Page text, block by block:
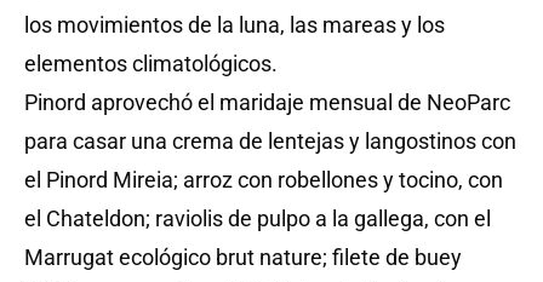
los movimientos de la luna, las mareas y los
elementos climatológicos.
Pinord aprovechó el maridaje mensual de NeoParc
para casar una crema de lentejas y langostinos con
el Pinord Mireia; arroz con robellones y tocino, con
el Chateldon; raviolis de pulpo a la gallega, con el
Marrugat ecológico brut nature; filete de buey